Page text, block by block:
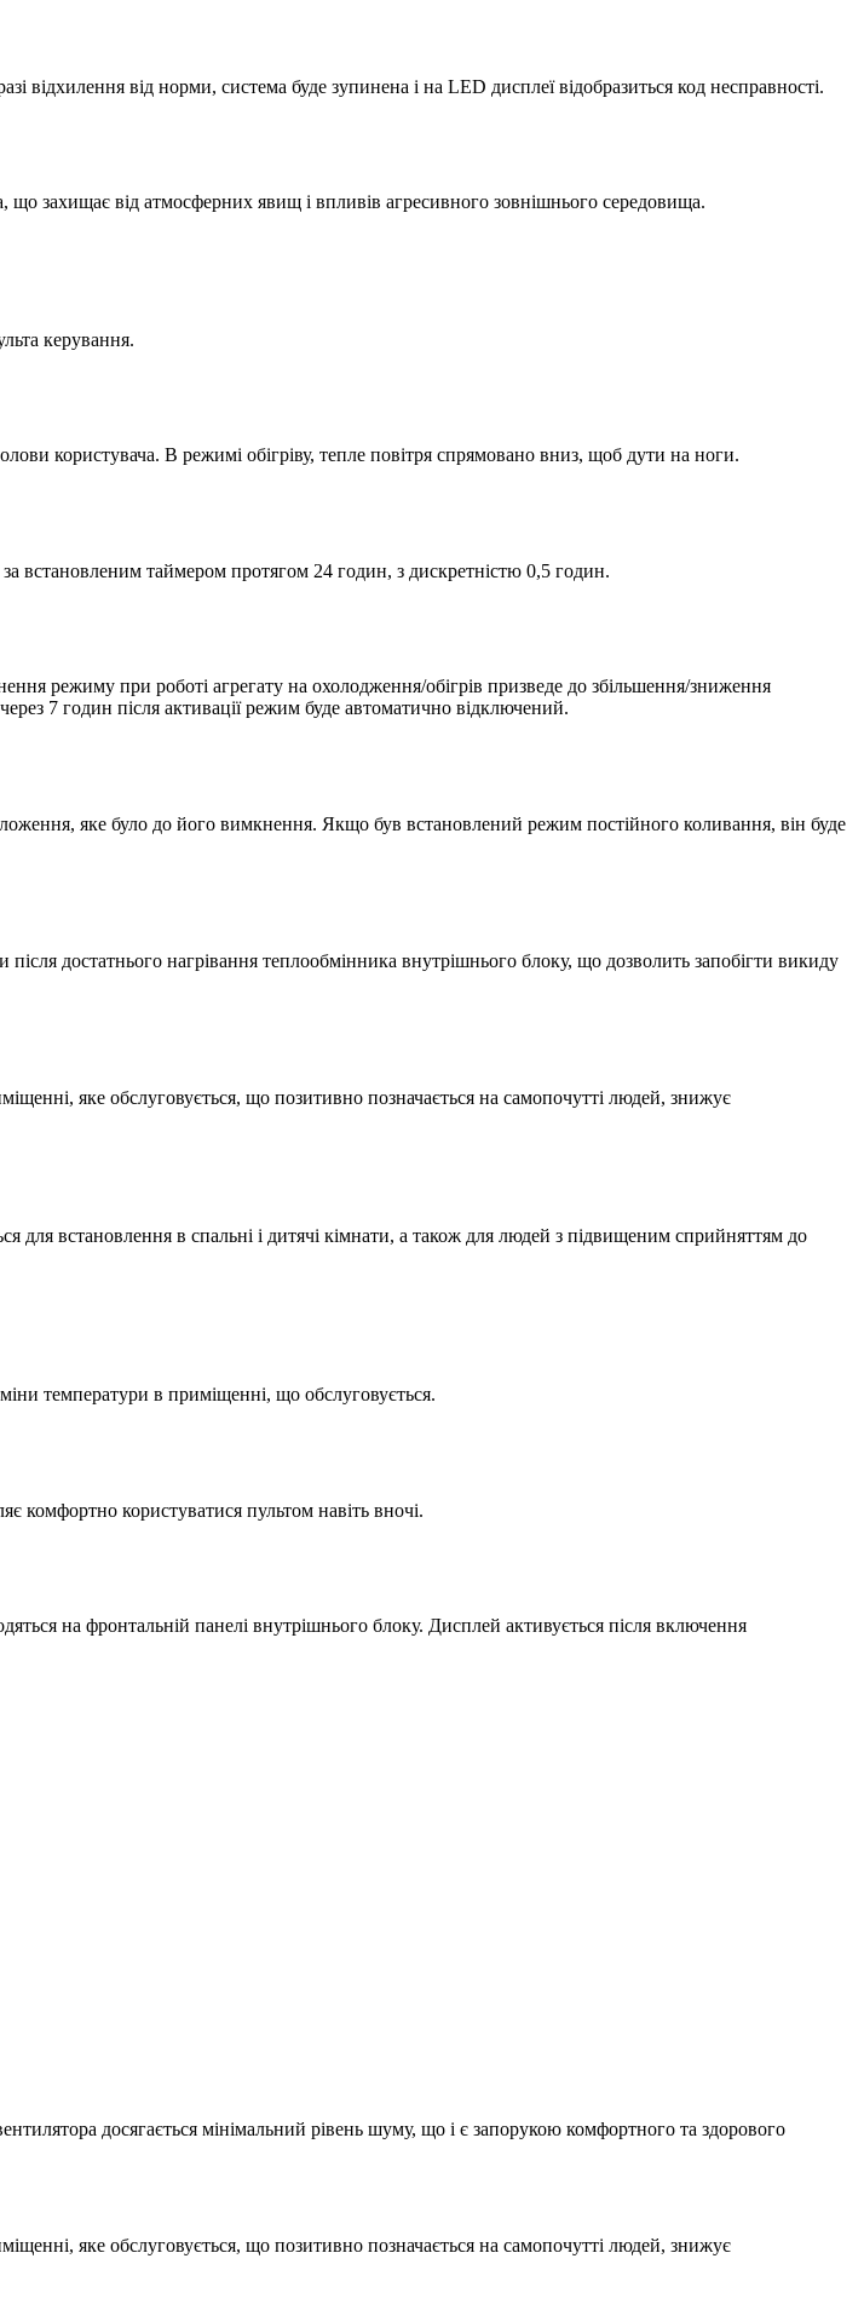
відхилення від норми, система буде зупинена і на LED дисплеї відобразиться код несправності.
що захищає від атмосферних явищ і впливів агресивного зовнішнього середовища.
керування.
користувача. В режимі обігріву, тепле повітря спрямовано вниз, щоб дути на ноги.
встановленим таймером протягом 24 годин, з дискретністю 0,5 годин.
режиму при роботі агрегату на охолодження/обігрів призведе до збільшення/зниження
7 годин після активації режим буде автоматично відключений.
яке було до його вимкнення. Якщо був встановлений режим постійного коливання, він буде
достатнього нагрівання теплообмінника внутрішнього блоку, що дозволить запобігти викиду
яке обслуговується, що позитивно позначається на самопочутті людей, знижує
встановлення в спальні і дитячі кімнати, а також для людей з підвищеним сприйняттям до
температури в приміщенні, що обслуговується.
комфортно користуватися пультом навіть вночі.
на фронтальній панелі внутрішнього блоку. Дисплей активується після включення
досягається мiнiмальний рiвень шуму, що i є запорукою комфортного та здорового
яке обслуговується, що позитивно позначається на самопочутті людей, знижує